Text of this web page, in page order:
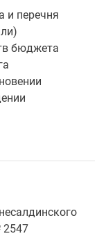
и перечня
бюджета
2547